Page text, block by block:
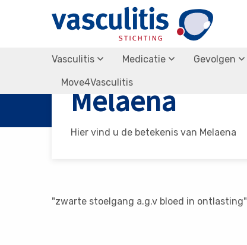
Vasculitis Medicatie Gevolgen
Move4Vasculitis
Melaena
Hier vind u de betekenis van Melaena
"zwarte stoelgang a.g.v bloed in ontlasting"